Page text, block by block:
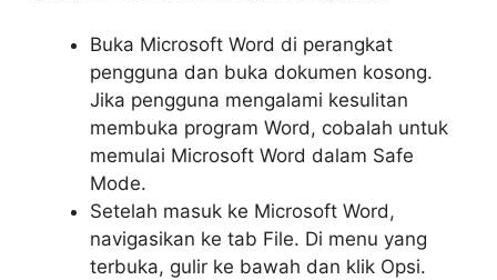
Buka Microsoft Word di perangkat
pengguna dan buka dokumen kosong.
Jika pengguna mengalami kesulitan
membuka program Word, cobalah untuk
memulai Microsoft Word dalam Safe
Mode.
Setelah masuk ke Microsoft Word,
navigasikan ke tab File. Di menu yang
terbuka, gulir ke bawah dan klik Opsi.